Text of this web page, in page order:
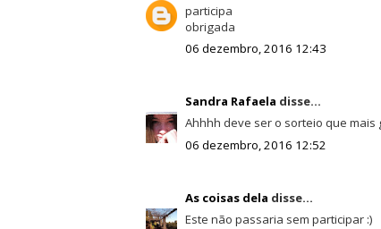
participa
obrigada
06 dezembro, 2016 12:43
Sandra Rafaela disse...
Ahhhh deve ser o sorteio que
06 dezembro, 2016 12:52
As coisas dela disse...
Este não passaria sem participar :)